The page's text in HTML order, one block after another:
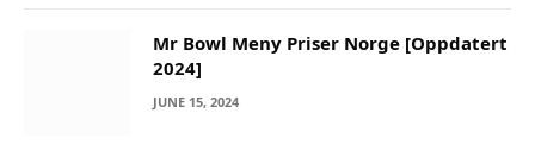
Mr Bowl Meny Priser Norge [Oppdatert
2024]
JUNE 15, 2024